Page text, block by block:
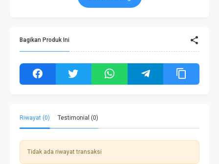
Bagikan Produk Ini
Riwayat (0) Testimonial (0)
Tidak ada riwayat transaksi